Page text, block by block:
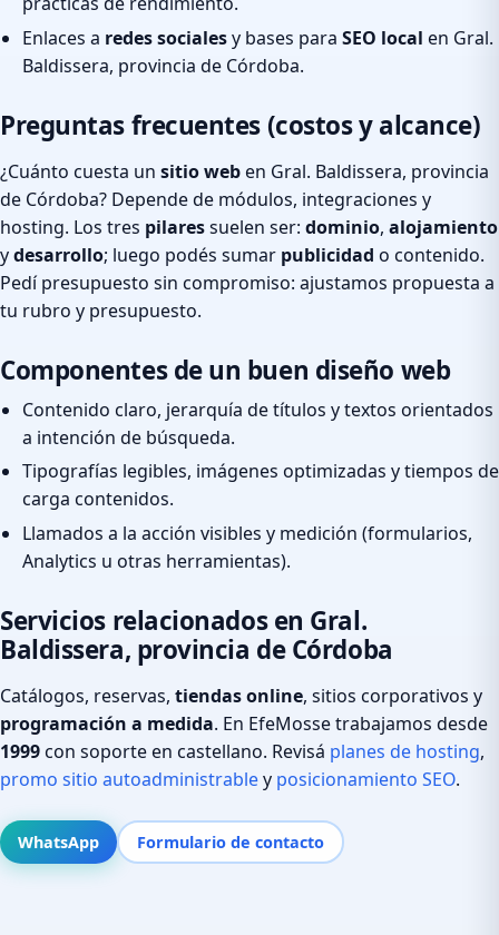
Enlaces a redes socialesy bases para SEO local en Gral.
Baldissera, provincia de Córdoba.
Preguntas frecuentes (costos y alcance)
¿Cuánto cuesta un sitio weben Gral. Baldissera, provincia
de Córdoba? Depende de módulos, integraciones y
hosting. Los tres pilaressuelen ser: dominio, alojamiento
ydesarrollo; luego podés sumar publicidad o contenido.
Pedí presupuesto sin compromiso: ajustamos propuesta a
tu rubro y presupuesto.
Componentes de un buen diseño web
Contenido claro, jerarquía de títulos y textos orientados
a intención de búsqueda.
Tipografías legibles, imágenes optimizadas y tiempos de
carga contenidos.
Llamados a la acción visibles y medición (formularios,
Analytics u otras herramientas).
Servicios relacionados en Gral.
Baldissera, provincia de Córdoba
Catálogos, reservas, tiendas online, sitios corporativos y
programación a medida. En EfeMosse trabajamos desde
1999con soporte en castellano. Revisá planes de hosting,
promo sitio autoadministrabley posicionamiento SEO.
WhatsApp Formulario de contacto